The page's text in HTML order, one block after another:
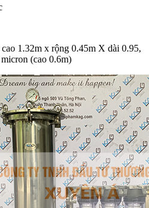
1.32m x rộng 0.45m X dài 0.95,
(cao 0.6m)